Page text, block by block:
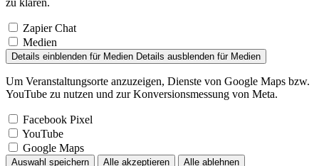
zu klären.
Zapier Chat
Medien
Details einblenden für Medien Details ausblenden für Medien
Um Veranstaltungsorte anzuzeigen, Dienste von Google Maps bzw.
YouTube zu nutzen und zur Konversionsmessung von Meta.
Facebook Pixel
YouTube
Google Maps
Auswahl speichern Alle akzeptieren Alle ablehnen